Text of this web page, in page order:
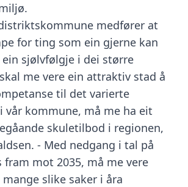
medfører at
for ting som ein gjerne kan
sjølvfølgje i dei større
me vere ein attraktiv stad å
til det varierte
vår kommune, må me ha eit
skuletilbod i regionen,
- Med nedgang i tal på
fram mot 2035, må me vere
slike saker i åra